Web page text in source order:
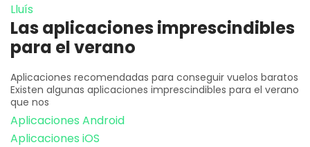
Lluís
Las aplicaciones imprescindibles
para el verano
Aplicaciones recomendadas para conseguir vuelos baratos
Existen algunas aplicaciones imprescindibles para el verano
que nos
Aplicaciones Android
Aplicaciones iOS